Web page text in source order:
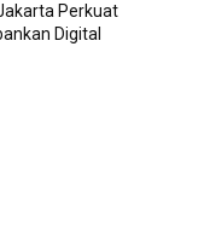
Perkuat
Digital